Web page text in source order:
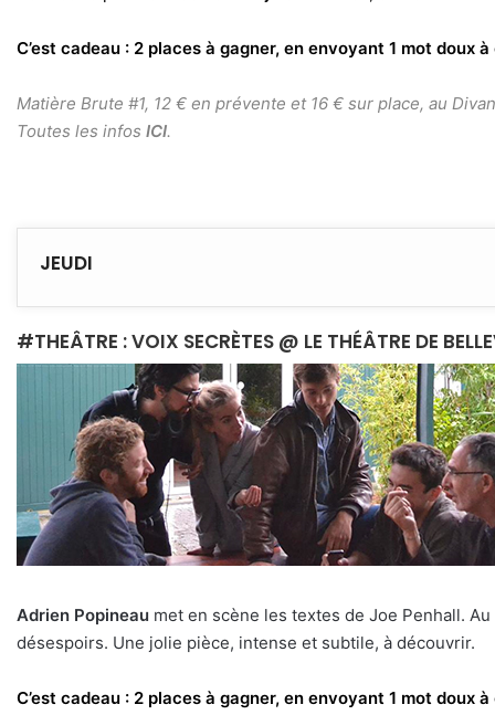
C’est cadeau : 2 places à gagner, en envoyant 1 mot doux
Matière Brute #1, 12 € en prévente et 16 € sur place, au
Toutes les infos ICI.
JEUDI
#THEÂTRE : VOIX SECRÈTES @ LE THÉÂTRE DE
Adrien Popineau met en scène les textes de Joe Penhall.
désespoirs. Une jolie pièce, intense et subtile, à découvrir.
C’est cadeau : 2 places à gagner, en envoyant 1 mot doux